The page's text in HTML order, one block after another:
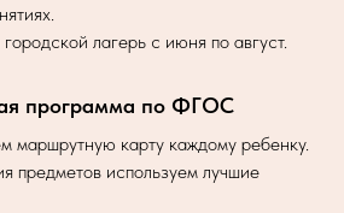
лагерь с июня по август.
программа по ФГОС
маршрутную карту каждому ребенку.
предметов используем лучшие